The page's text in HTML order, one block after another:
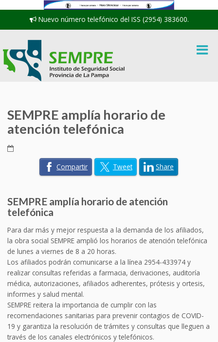
Nuevo número telefónico del ISS (2954) 383600.
SEMPRE amplía horario de
atención telefónica
Compartir Tweet Share
SEMPRE amplía horario de atención
telefónica
Para dar más y mejor respuesta a la demanda de los afiliados,
la obra social SEMPRE amplió los horarios de atención telefónica
de lunes a viernes de 8 a 20 horas.
Los afiliados podrán comunicarse a la línea 2954-433974 y
realizar consultas referidas a farmacia, derivaciones, auditoría
médica, autorizaciones, afiliados adherentes, prótesis y ortesis,
informes y salud mental.
SEMPRE reitera la importancia de cumplir con las
recomendaciones sanitarias para prevenir contagios de COVID-
19 y garantiza la resolución de trámites y consultas que lleguen a
través de los canales electrónicos y telefónicos.